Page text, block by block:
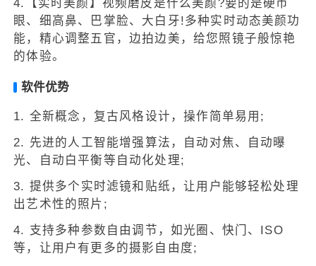
4.【实时美颜】视频磨皮是什么美颜?要的是硬币
眼、细高鼻、巴掌脸、大白牙!多种实时动态美颜功
能，精心调整五官，边拍边美，给您照镜子般惊艳
的体验。
软件优势
1. 全新概念，复古风格设计，操作简单易用;
2. 先进的人工智能增强算法，自动对焦、自动曝
光、自动白平衡等自动化处理;
3. 提供多个实时滤镜和贴纸，让用户能够轻松处理
出艺术性的照片;
4. 支持多种参数自由调节，如光圈、快门、ISO
等，让用户有更多的摄影自由度;